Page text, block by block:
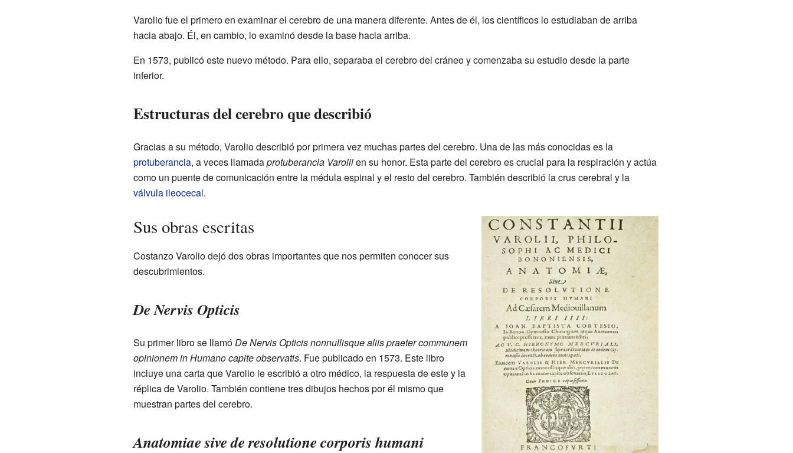
Varolio fue el primero en examinar el cerebro de una manera diferente. Antes de él, los científicos lo estudiaban de arriba
hacia abajo. Él, en cambio, lo examinó desde la base hacia arriba.
En 1573, publicó este nuevo método. Para ello, separaba el cerebro del cráneo y comenzaba su estudio desde la parte
inferior.
Estructuras del cerebro que describió
Gracias a su método, Varolio describió por primera vez muchas partes del cerebro. Una de las más conocidas es la
protuberancia, a veces llamadaprotuberancia Varoliien su honor. Esta parte del cerebro es crucial para la respiración y actúa
como un puente de comunicación entre la médula espinal y el resto del cerebro. También describió la crus cerebral y la
válvula ileocecal.
Sus obras escritas
Costanzo Varolio dejó dos obras importantes que nos permiten conocer sus
descubrimientos.
De Nervis Opticis
Su primer libro se llamóDe Nervis Opticis nonnullisque aliis praeter communem
opinionem in Humano capite observatis. Fue publicado en 1573. Este libro
incluye una carta que Varolio le escribió a otro médico, la respuesta de este y la
réplica de Varolio. También contiene tres dibujos hechos por él mismo que
muestran partes del cerebro.
Anatomiae sive de resolutione corporis humani